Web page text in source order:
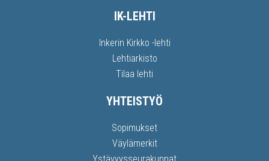
IK-LEHTI
Inkerin Kirkko -lehti
Lehtiarkisto
Tilaa lehti
YHTEISTYÖ
Sopimukset
Väylämerkit